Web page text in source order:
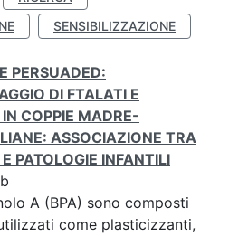
SENSIBILIZZAZIONE
PERSUADED:
DI FTALATI E
COPPIE MADRE-
ASSOCIAZIONE TRA
PATOLOGIE INFANTILI
A (BPA) sono composti
come plasticizzanti,